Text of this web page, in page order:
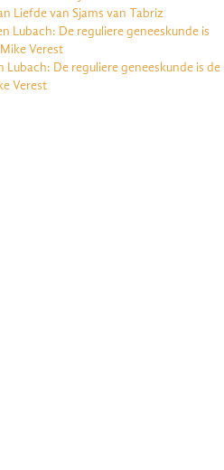
Liefde van Sjams van Tabriz
Lubach: De reguliere geneeskunde is
Verest
Lubach: De reguliere geneeskunde is de
Verest